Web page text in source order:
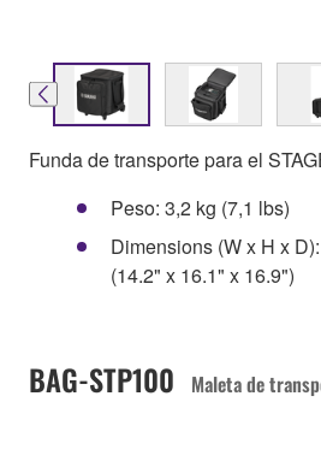
Funda de transporte para el
Peso: 3,2 kg (7,1 lbs)
Dimensions (W x H x
(14.2" x 16.1" x 16.9")
BAG-STP100 Maleta de